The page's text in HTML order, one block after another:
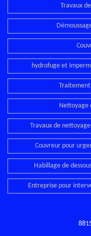
Travaux
hydrofuge et
Nettoyage
Travaux de
Couvreur pour
Habillage de
Entreprise pour